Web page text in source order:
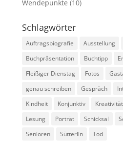
Wendepunkte (10)
Schlagwörter
Auftragsbiografie Ausstellung
Buchpräsentation
Buchtipp
Fleißiger Dienstag
Fotos
genau schreiben
Gespräch
Kindheit
Konjunktiv Kreativität
Lesung
Porträt Schicksal
Senioren
Sütterlin Tod